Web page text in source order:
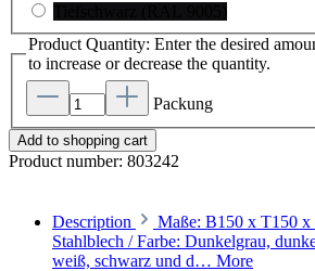
Product Quantity: Enter the desired
to increase or decrease the quantity.
Packung
Add to shopping cart
Product number: 803242
Description
Maße: B150 x T150
Stahlblech / Farbe: Dunkelgrau,
weiß, schwarz und d… More